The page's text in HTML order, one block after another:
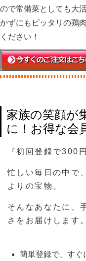
ので常備菜としても大
かずにもピッタリの鶏
ください！
家族の笑顔が
に！お得な会
『初回登録で300
忙しい毎日の中で
よりの宝物。
そんなあなたに、
さをお届けします。
簡単登録で、すぐ